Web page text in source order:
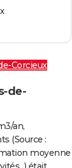
Corcieux
de-
an,
(Source :
moyenne